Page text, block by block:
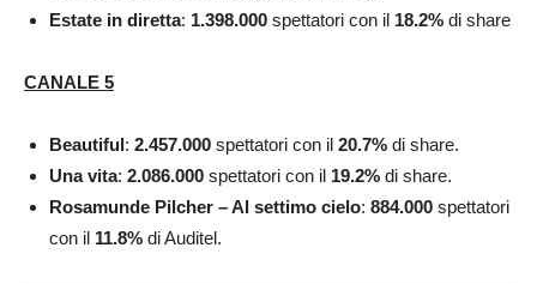
Estate in diretta: 1.398.000 spettatori con il 18.2% di share
CANALE 5
Beautiful: 2.457.000 spettatori con il 20.7% di share.
Una vita: 2.086.000 spettatori con il 19.2% di share.
Rosamunde Pilcher –Al settimo cielo: 884.000 spettatori
con il 11.8% di Auditel.